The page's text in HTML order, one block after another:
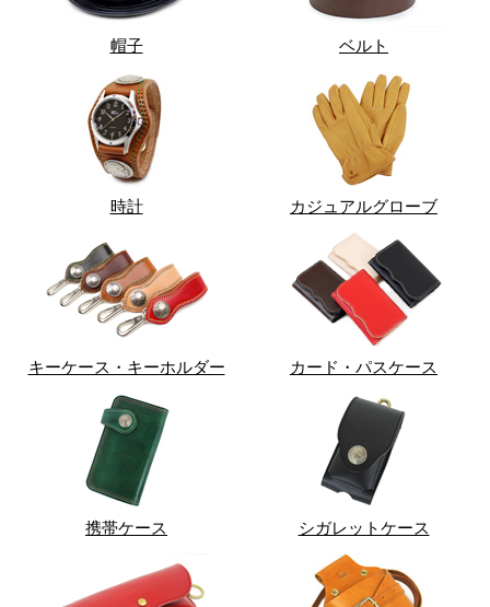
帽子 ベルト
時計 カジュアルグローブ
キーケース・キーホルダー カード・パスケース
携帯ケース シガレットケース